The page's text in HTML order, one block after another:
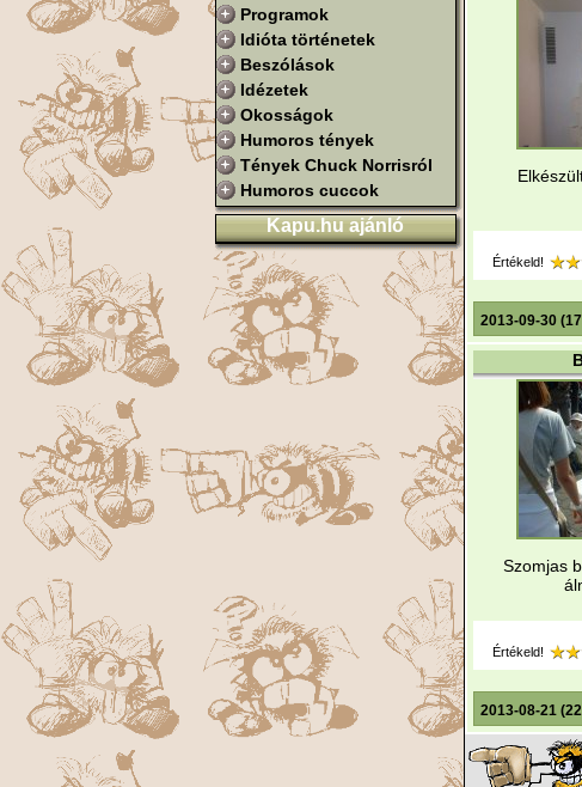
Programok
Idióta történetek
Beszólások
Idézetek
Okosságok
Humoros tények
Tények Chuck Norrisról
Humoros cuccok
Kapu.hu ajánló
Értékeld!
2013-09-30
Szomjas
Értékeld!
2013-08-21